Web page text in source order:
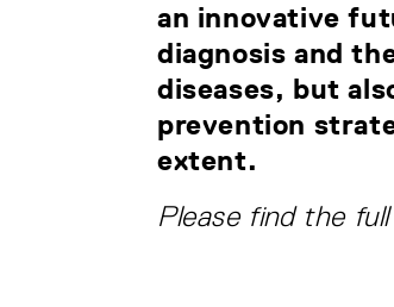
an innovative
diagnosis and
diseases, but
prevention
extent.
Please find the